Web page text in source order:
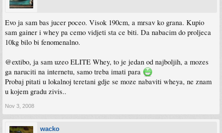
Evo ja sam bas jucer poceo. Visok 190cm, a mrsav ko grana. Kupio
sam gainer i whey pa cemo vidjeti sta ce biti. Da nabacim do proljeca
10kg bilo bi fenomenalno.
@extibo, ja sam uzeo ELITE Whey, to je jedan od najboljih, a mozes
ga naruciti na internetu, samo treba imati para
Probaj pitati u lokalnoj teretani gdje se moze nabaviti wheya, ne znam
u kojem gradu zivis..
Nov 3, 2008
wacko